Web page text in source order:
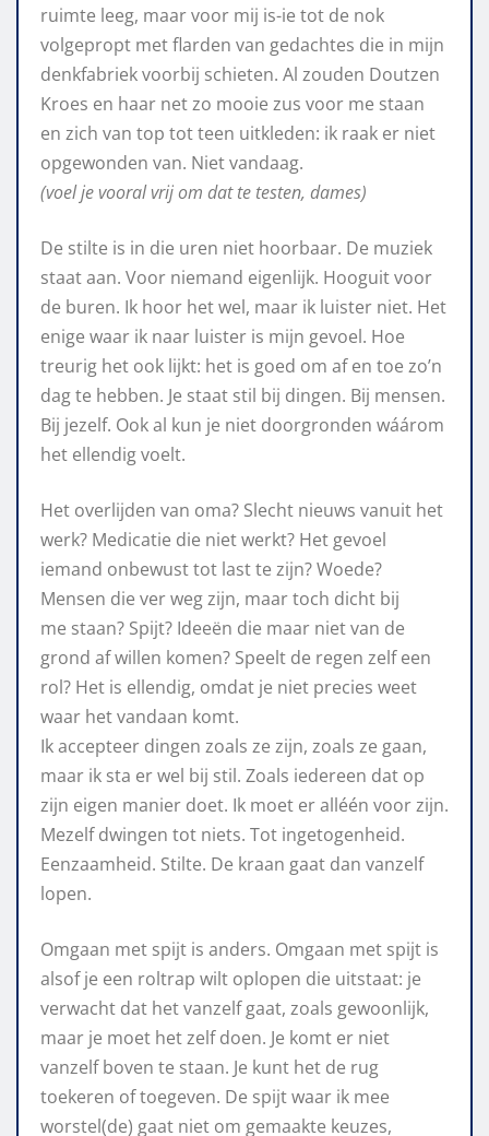
ruimte leeg, maar voor mij is-ie tot de nok
volgepropt met flarden van gedachtes die in mijn
denkfabriek voorbij schieten. Al zouden Doutzen
Kroes en haar net zo mooie zus voor me staan
en zich van top tot teen uitkleden: ik raak er niet
opgewonden van. Niet vandaag.
(voel je vooral vrij om dat te testen, dames)
De stilte is in die uren niet hoorbaar. De muziek
staat aan. Voor niemand eigenlijk. Hooguit voor
de buren. Ik hoor het wel, maar ik luister niet. Het
enige waar ik naar luister is mijn gevoel. Hoe
treurig het ook lijkt: het is goed om af en toe zo’n
dag te hebben. Je staat stil bij dingen. Bij mensen.
Bij jezelf. Ook al kun je niet doorgronden wáárom
het ellendig voelt.
Het overlijden van oma? Slecht nieuws vanuit het
werk? Medicatie die niet werkt? Het gevoel
iemand onbewust tot last te zijn? Woede?
Mensen die ver weg zijn, maar toch dicht bij
me staan? Spijt? Ideeën die maar niet van de
grond af willen komen? Speelt de regen zelf een
rol? Het is ellendig, omdat je niet precies weet
waar het vandaan komt.
Ik accepteer dingen zoals ze zijn, zoals ze gaan,
maar ik sta er wel bij stil. Zoals iedereen dat op
zijn eigen manier doet. Ik moet er alléén voor zijn.
Mezelf dwingen tot niets. Tot ingetogenheid.
Eenzaamheid. Stilte. De kraan gaat dan vanzelf
lopen.
Omgaan met spijt is anders. Omgaan met spijt is
alsof je een roltrap wilt oplopen die uitstaat: je
verwacht dat het vanzelf gaat, zoals gewoonlijk,
maar je moet het zelf doen. Je komt er niet
vanzelf boven te staan. Je kunt het de rug
toekeren of toegeven. De spijt waar ik mee
worstel(de) gaat niet om gemaakte keuzes,